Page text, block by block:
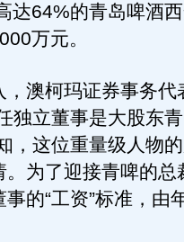
达64%的青岛啤酒
万元。
澳柯玛证券事务代
独立董事是大股东
，这位重量级人物
为了迎接青啤的总
的“工资”标准，由